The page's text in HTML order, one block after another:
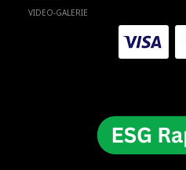
VIDEO-GALERIE